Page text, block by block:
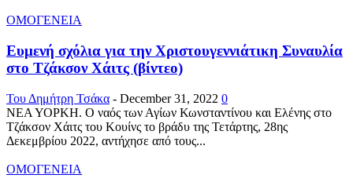
ΟΜΟΓΕΝΕΙΑ
Ευμενή σχόλια για την Χριστουγεννιάτικη Συναυλία
στο Τζάκσον Χάιτς (βίντεο)
Του Δημήτρη Τσάκα - December 31, 2022 0
ΝΕΑ ΥΟΡΚΗ. Ο ναός των Αγίων Κωνσταντίνου και Ελένης στο
Τζάκσον Χάιτς του Κουίνς το βράδυ της Τετάρτης, 28ης
Δεκεμβρίου 2022, αντήχησε από τους...
ΟΜΟΓΕΝΕΙΑ